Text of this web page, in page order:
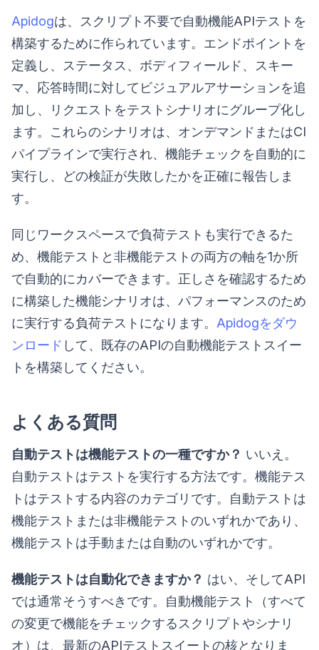
Apidogは、スクリプト不要で自動機能APIテストを
構築するために作られています。エンドポイントを
定義し、ステータス、ボディフィールド、スキー
マ、応答時間に対してビジュアルアサーションを追
加し、リクエストをテストシナリオにグループ化し
ます。これらのシナリオは、オンデマンドまたはCI
パイプラインで実行され、機能チェックを自動的に
実行し、どの検証が失敗したかを正確に報告しま
す。
同じワークスペースで負荷テストも実行できるた
め、機能テストと非機能テストの両方の軸を1か所
で自動的にカバーできます。正しさを確認するため
に構築した機能シナリオは、パフォーマンスのため
に実行する負荷テストになります。 Apidogをダウ
ンロード して、既存のAPIの自動機能テストスイー
トを構築してください。
よくある質問
自動テストは機能テストの一種ですか？ いいえ。
自動テストはテストを実行する方法です。機能テス
トはテストする内容のカテゴリです。自動テストは
機能テストまたは非機能テストのいずれかであり、
機能テストは手動または自動のいずれかです。
機能テストは自動化できますか？ はい、そしてAPI
では通常そうすべきです。自動機能テスト（すべて
の変更で機能をチェックするスクリプトやシナリ
オ）は、最新のAPIテストスイートの核となりま